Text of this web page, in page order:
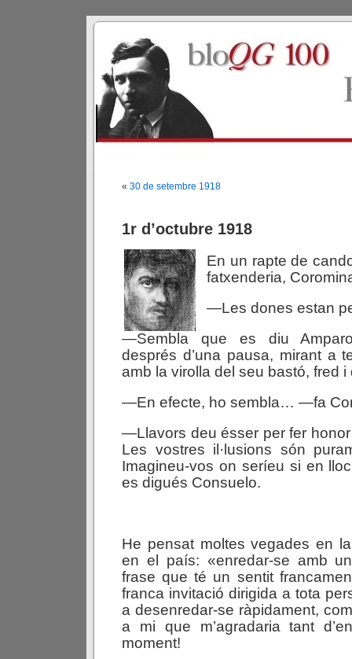
« 30 de setembre 1918
1r d’octubre 1918
En un rapte de
fatxenderia,
—Les dones estan
—Sembla que es diu
després d’una pausa, mirant a
amb la virolla del seu bastó, fred i
—En efecte, ho sembla… —fa
—Llavors deu ésser per fer
Les vostres il·lusions són
Imagineu-vos on seríeu si en
es digués Consuelo.
He pensat moltes vegades en
en el país: «enredar-se amb
frase que té un sentit
franca invitació dirigida a tota
a desenredar-se ràpidament,
a mi que m’agradaria tant
moment!